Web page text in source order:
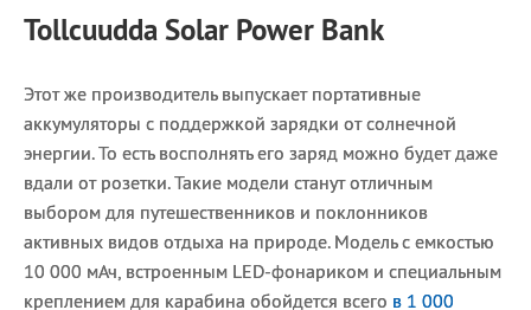
Tollcuudda Solar Power Bank
Этот же производитель выпускает портативные
аккумуляторы с поддержкой зарядки от солнечной
энергии. То есть восполнять его заряд можно будет даже
вдали от розетки. Такие модели станут отличным
выбором для путешественников и поклонников
активных видов отдыха на природе. Модель с емкостью
10 000 мАч, встроенным LED-фонариком и специальным
креплением для карабина обойдется всего в 1 000